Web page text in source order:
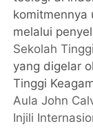
komitmennya
melalui
Sekolah
yang digelar
Tinggi
Aula John
Injili